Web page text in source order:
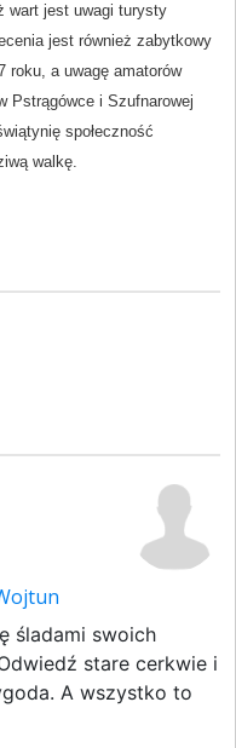
wart jest uwagi turysty
jest również zabytkowy
roku, a uwagę amatorów
Pstrągówce i Szufnarowej
społeczność
walkę.
śladami swoich
stare cerkwie i
A wszystko to